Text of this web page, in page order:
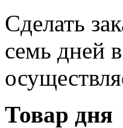
Сделать
семь дней
Товар дня